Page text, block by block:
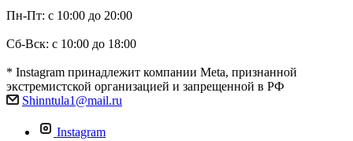
Пн-Пт: с 10:00 до 20:00
Сб-Вск: с 10:00 до 18:00
* Instagram принадлежит компании Meta, признанной
экстремистской организацией и запрещенной в РФ
Shinntula1@mail.ru
Instagram